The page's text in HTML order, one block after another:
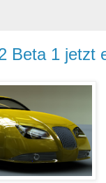
Beta 1 jetzt